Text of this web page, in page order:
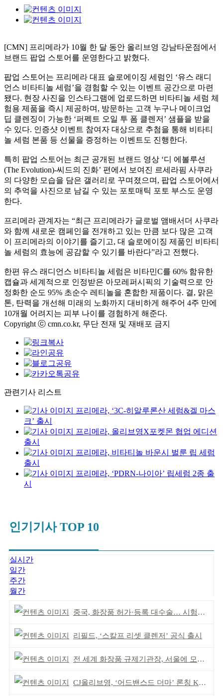
[CMN] 프리메라가 10월 한 달 동안 올리브영 강남타운점에서
브랜드 팝업 스토어를 운영한다고 밝혔다.
팝업 스토어는 프리메라 대표 슬로에이징 세럼인 ‘유스 래디
언스 비타티놀 세럼’을 경험할 수 있는 이벤트 공간으로 마련
됐다. 현장 사진을 인스타그램에 업로드하면 비타티놀 세럼 체
험용 제품을 즉시 제공하며 , 방문하는 고객 누구나 메이크업
딥 클렌징이 가능한 ‘퍼펙트 오일 투 폼 클렌저 ’ 샘플을 받을
수 있다. 인증샷 이벤트 참여자 대상으로 추첨을 통해 비타티
놀 세럼 본품 등 선물을 증정하는 이벤트도 진행한다.
특히 팝업 스토어는 최근 공개된 브랜드 영상 ‘디 에볼루션
(The Evolution)-씨드의 진화’ 편에서 보여진 르세라핌 사쿠라
의 다양한 모습을 담은 갤러리로 꾸며졌으며 , 팝업 스토어에서
의 추억을 사진으로 남길 수 있는 포토매틱 포토 부스도 운영
한다.
프리메라 관계자는 “최근 프리메라가 글로벌 앰배서더 사쿠라
와 함께 새로운 캠페인을 전개하고 있는 만큼 보다 많은 고객
이 프리메라의 이야기를 즐기고, 대 슬로에이징 제품인 비타티
놀 세럼의 효능에 공감할 수 있기를 바란다”라고 전했다.
한편 유스 래디언스 비타티놀 세럼은 비타민C를 60% 함유한
캡슐과 세계적으로 인정받은 아모레퍼시픽의 기술력으로 안
정화한 순도 95% 초순수 레티놀을 혼합한 제품이다. 결, 맑은
톤, 탄력을 개선해 미래의 노화까지 대비하게 해주어 4주 만에
10개월 어려지는 피부 나이를 경험하게 해준다.
Copyright ⓒ cmn.co.kr, 무단 전재 및 재배포 금지
관련기사 리스트
프리메라, ‘3C-히알루론산 세럼&겔 마스
크’ 출시
프리메라, 올리브영X포켓몬 협업 에디션
출시
프리메라, 비타티놀 바운시 벌룬 립 세럼
출시
프리메라, ‘PDRN-나이아’ 립세럼 2종 출
시
인기기사 TOP 10
실시간
일간
주간
월간
중국, 화장품 허가·등록 대수술… 시험자료 공용 허용
리필드, ‘스칼프 리셋 클렌저’ 공식 출시
전 세계 화장품 규제기관장, 서울에 모인다
CJ올리브영, ‘어드밴스드 더마’ 론칭 K더마 육성 박차